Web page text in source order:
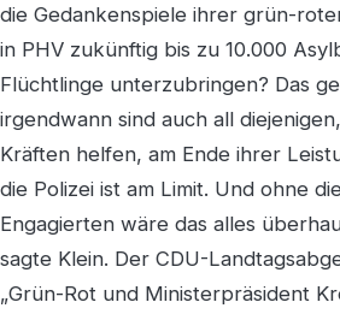
die Gedankenspiele ihrer grün-
in PHV zukünftig bis zu 10.000
Flüchtlinge unterzubringen? Das
irgendwann sind auch all
Kräften helfen, am Ende ihrer
die Polizei ist am Limit. Und ohne
Engagierten wäre das alles
sagte Klein. Der CDU-
„Grün-Rot und Ministerpräsident